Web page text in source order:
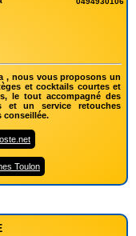
, nous vous proposons un
et cocktails courtes et
le tout accompagné des
et un service retouches
conseillée.
Toulon